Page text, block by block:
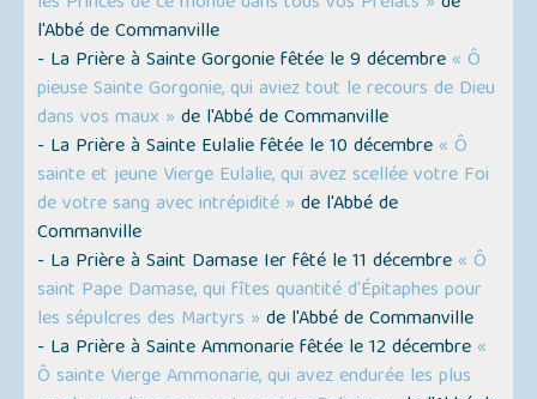
l'Abbé de Commanville
- La Prière à Sainte Gorgonie fêtée le 9 décembre « Ô
pieuse Sainte Gorgonie, qui aviez tout le recours de Dieu
dans vos maux » de l'Abbé de Commanville
- La Prière à Sainte Eulalie fêtée le 10 décembre « Ô
sainte et jeune Vierge Eulalie, qui avez scellée votre Foi
de votre sang avec intrépidité » de l'Abbé de
Commanville
- La Prière à Saint Damase Ier fêté le 11 décembre « Ô
saint Pape Damase, qui fîtes quantité d'Épitaphes pour
les sépulcres des Martyrs » de l'Abbé de Commanville
- La Prière à Sainte Ammonarie fêtée le 12 décembre «
Ô sainte Vierge Ammonarie, qui avez endurée les plus